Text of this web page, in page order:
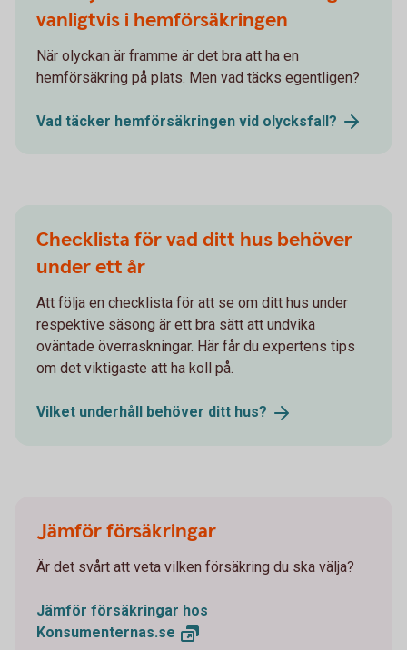
vanligtvis i hemförsäkringen
När olyckan är framme är det bra att ha en
hemförsäkring på plats. Men vad täcks egentligen?
Vad täcker hemförsäkringen vid olycksfall?
Checklista för vad ditt hus behöver
under ett år
Att följa en checklista för att se om ditt hus under
respektive säsong är ett bra sätt att undvika
oväntade överraskningar. Här får du expertens tips
om det viktigaste att ha koll på.
Vilket underhåll behöver ditt hus?
Jämför försäkringar
Är det svårt att veta vilken försäkring du ska välja?
Jämför försäkringar hos
Konsumenternas.se